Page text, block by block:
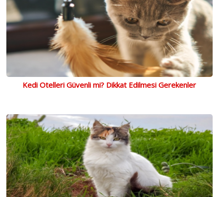
Kedi Otelleri Güvenli mi? Dikkat Edilmesi Gerekenler